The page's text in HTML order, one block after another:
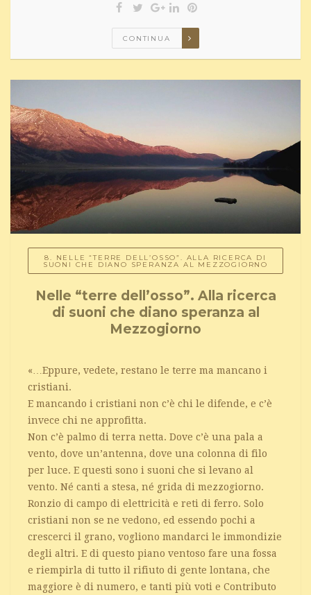
CONTINUA
8. NELLE “TERRE DELL’OSSO”. ALLA RICERCA DI
SUONI CHE DIANO SPERANZA AL MEZZOGIORNO
Nelle “terre dell’osso”. Alla ricerca
di suoni che diano speranza al
Mezzogiorno
«…Eppure, vedete, restano le terre ma mancano i
cristiani.
E mancando i cristiani non c’è chi le difende, e c’è
invece chi ne approfitta.
Non c’è palmo di terra netta. Dove c’è una pala a
vento, dove un’antenna, dove una colonna di filo
per luce. E questi sono i suoni che si levano al
vento. Né canti a stesa, né grida di mezzogiorno.
Ronzio di campo di elettricità e reti di ferro. Solo
cristiani non se ne vedono, ed essendo pochi a
crescerci il grano, vogliono mandarci le immondizie
degli altri. E di questo piano ventoso fare una fossa
e riempirla di tutto il rifiuto di gente lontana, che
maggiore è di numero, e tanti più voti e Contributo